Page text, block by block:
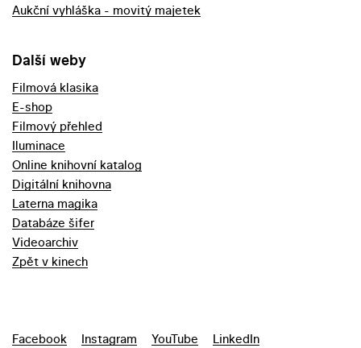
Aukční vyhláška - movitý majetek
Další weby
Filmová klasika
E-shop
Filmový přehled
Iluminace
Online knihovní katalog
Digitální knihovna
Laterna magika
Databáze šifer
Videoarchiv
Zpět v kinech
Facebook Instagram YouTube LinkedIn